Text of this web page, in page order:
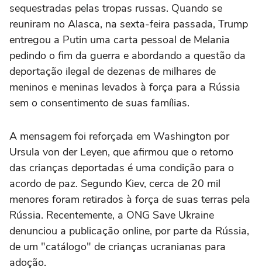
sequestradas pelas tropas russas. Quando se
reuniram no Alasca, na sexta-feira passada, Trump
entregou a Putin uma carta pessoal de Melania
pedindo o fim da guerra e abordando a questão da
deportação ilegal de dezenas de milhares de
meninos e meninas levados à força para a Rússia
sem o consentimento de suas famílias.
A mensagem foi reforçada em Washington por
Ursula von der Leyen, que afirmou que o retorno
das crianças deportadas é uma condição para o
acordo de paz. Segundo Kiev, cerca de 20 mil
menores foram retirados à força de suas terras pela
Rússia. Recentemente, a ONG Save Ukraine
denunciou a publicação online, por parte da Rússia,
de um "catálogo" de crianças ucranianas para
adoção.